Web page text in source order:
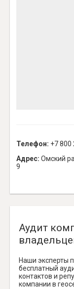
Телефон: +7 800
Адрес: Омский
9
Аудит
Наши эксперты
бесплатный
контактов и
компании в